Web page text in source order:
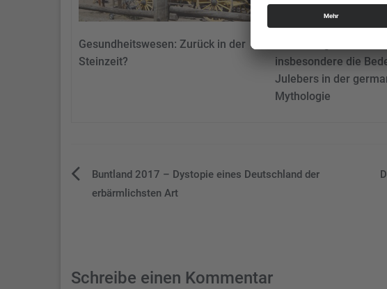
Gesundheitswesen: Zurück in der
Steinzeit?
Die Kulturgeschichte
insbesondere die
Julebers in der
Mythologie
Beitragsnavigation
Buntland 2017 – Dystopie eines Deutschland der
erbärmlichsten Art
Schreibe einen Kommentar